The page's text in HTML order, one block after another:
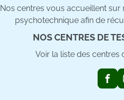
Nos centres vous accueillent
psychotechnique afin de
NOS CENTRES DE
Voir la liste des centres